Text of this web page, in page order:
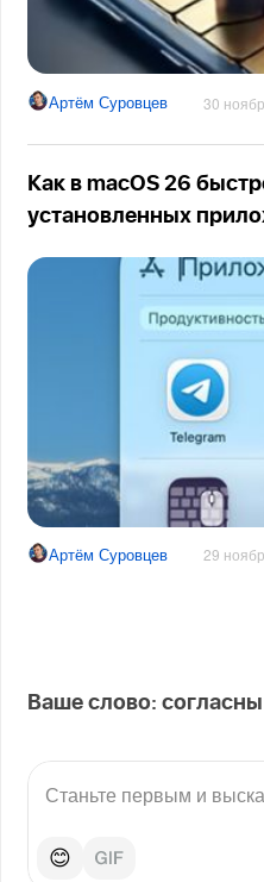
Артём Суровцев 30
Как в macOS 26
установленных
Артём Суровцев 29
Ваше слово:
😊